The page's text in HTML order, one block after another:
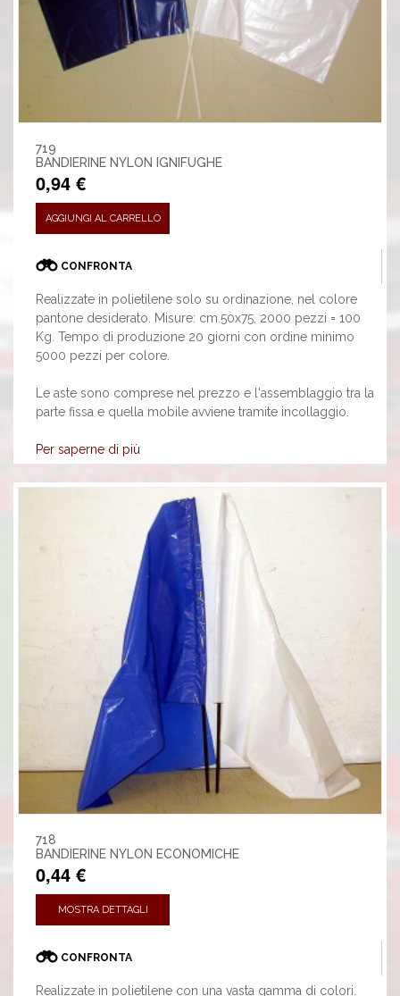
719
BANDIERINE NYLON IGNIFUGHE
0,94 €
AGGIUNGI AL CARRELLO
CONFRONTA
Realizzate in polietilene solo su ordinazione, nel colore
pantone desiderato. Misure: cm.50x75, 2000 pezzi = 100
Kg. Tempo di produzione 20 giorni con ordine minimo
5000 pezzi per colore.
Le aste sono comprese nel prezzo e l'assemblaggio tra la
parte fissa e quella mobile avviene tramite incollaggio.
Per saperne di più
718
BANDIERINE NYLON ECONOMICHE
0,44 €
MOSTRA DETTAGLI
CONFRONTA
Realizzate in polietilene con una vasta gamma di colori.